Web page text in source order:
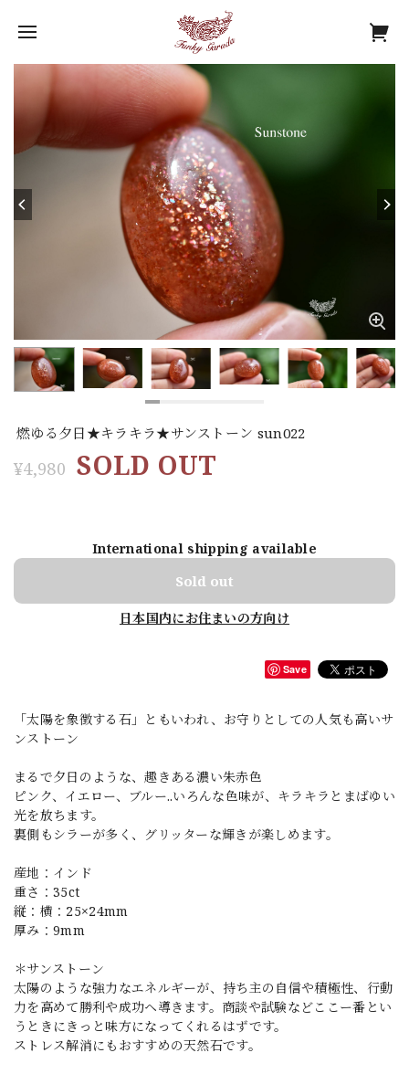
燃ゆる夕日★キラキラ★サンストーン sun022
¥4,980 SOLD OUT
International shipping available
Sold out
日本国内にお住まいの方向け
Save
「太陽を象徴する石」ともいわれ、お守りとしての人気も高いサ
ンストーン
まるで夕日のような、趣きある濃い朱赤色
ピンク、イエロー、ブルー..いろんな色味が、キラキラとまばゆい
光を放ちます。
裏側もシラーが多く、グリッターな輝きが楽しめます。
産地：インド
重さ：35ct
縦：横：25×24mm
厚み：9mm
＊サンストーン
太陽のような強力なエネルギーが、持ち主の自信や積極性、行動
力を高めて勝利や成功ヘ導きます。商談や試験などここー番とい
うときにきっと味方になってくれるはずです。
ストレス解消にもおすすめの天然石です。